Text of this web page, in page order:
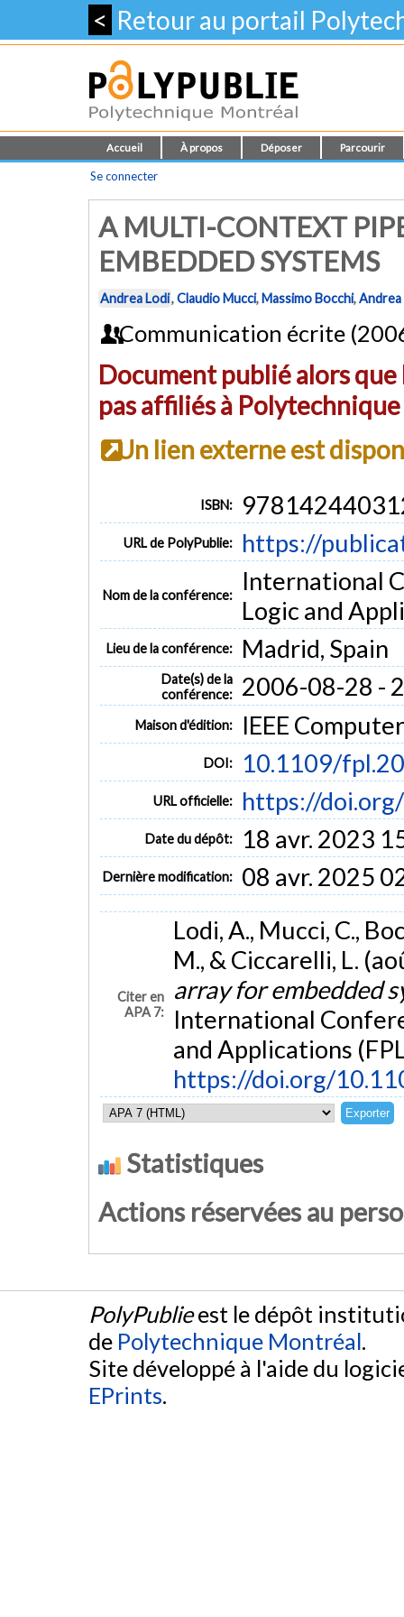
< Retour au portail
Accueil À propos Déposer Parcourir
Se connecter
A MULTI-CONTEXT
EMBEDDED SYSTEMS
Andrea Lodi,Claudio Mucci,Massimo Bocchi,Andrea
Communication écrite
Document publié alors
pas affiliés à
Un lien externe est
ISBN:
URL de PolyPublie: https://
Nom de la conférence:
International
Logic and
Lieu de la conférence: Madrid, Spain
Date(s) de la
conférence:
2006-08-28 -
Maison d'édition: IEEE
DOI: 10.1109/
URL officielle: https://
Date du dépôt: 18 avr. 2023
Dernière modification: 08 avr. 2025
Citer en
APA 7:
Lodi, A., Mucci, C.,
M., & Ciccarelli, L.
array for embedded
International
and Applications
https://doi.org/
Statistiques
Actions réservées au
PolyPublieest le dépôt
de Polytechnique Montréal.
Site développé à l'aide du
EPrints.